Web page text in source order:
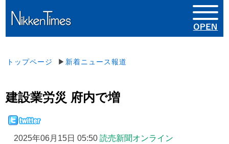
トップページ ▶ 新着ニュース報道
建設業労災 府内で増
2025年06月15日 05:50 読売新聞オンライン